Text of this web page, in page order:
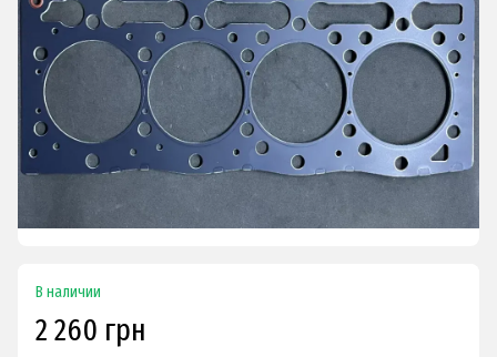
В наличии
2 260 грн